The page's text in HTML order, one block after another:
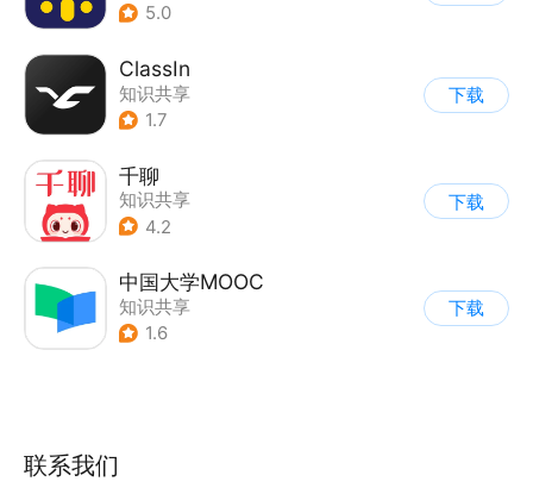
5.0
ClassIn
知识共享
1.7
下载
千聊
知识共享
4.2
下载
中国大学MOOC
知识共享
1.6
下载
联系我们